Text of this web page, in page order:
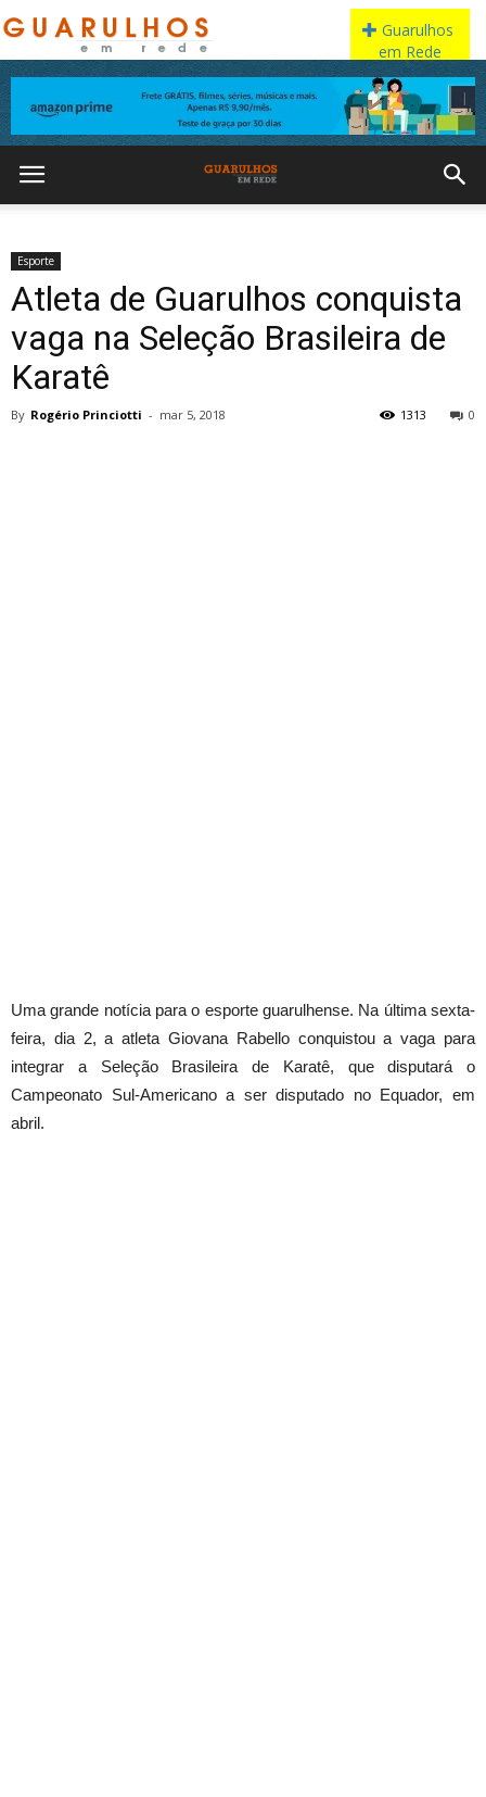
Esporte
Atleta de Guarulhos conquista
vaga na Seleção Brasileira de
Karatê
By Rogério Princiotti - mar 5, 2018 0
1313
Uma grande notícia para o esporte guarulhense. Na última sexta-
feira, dia 2, a atleta Giovana Rabello conquistou a vaga para
integrar a Seleção Brasileira de Karatê, que disputará o
Campeonato Sul-Americano a ser disputado no Equador, em
abril.